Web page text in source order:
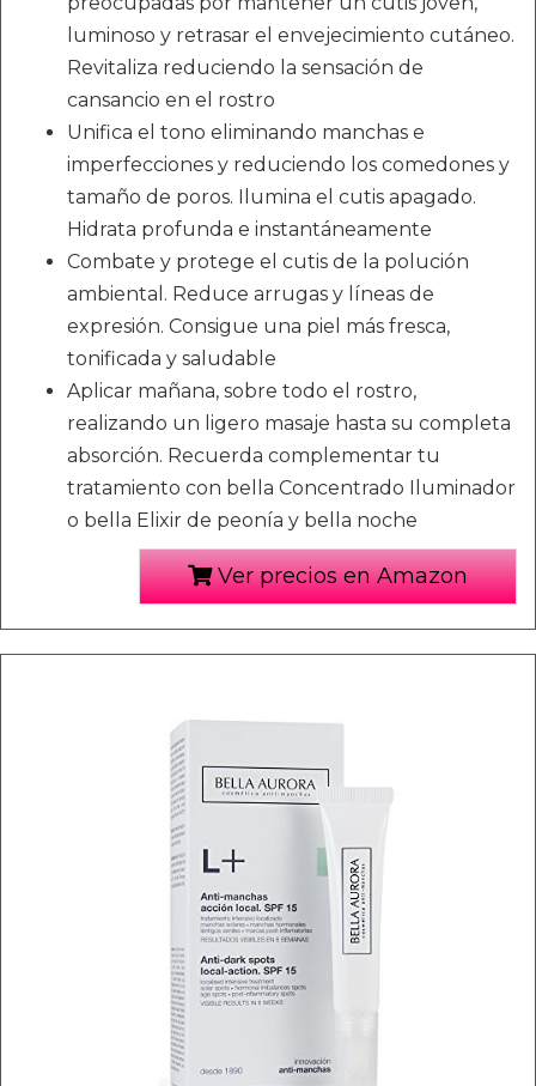
luminoso y retrasar el envejecimiento cutáneo.
Revitaliza reduciendo la sensación de
cansancio en el rostro
Unifica el tono eliminando manchas e
imperfecciones y reduciendo los comedones y
tamaño de poros. Ilumina el cutis apagado.
Hidrata profunda e instantáneamente
Combate y protege el cutis de la polución
ambiental. Reduce arrugas y líneas de
expresión. Consigue una piel más fresca,
tonificada y saludable
Aplicar mañana, sobre todo el rostro,
realizando un ligero masaje hasta su completa
absorción. Recuerda complementar tu
tratamiento con bella Concentrado Iluminador
o bella Elixir de peonía y bella noche
Ver precios en Amazon